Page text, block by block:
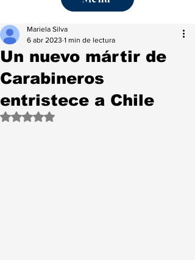
Un nuevo mártir de
Carabineros
entristece a Chile
Mariela Silva
6 abr 2023 1 min de lectura
Obtuvo NaN de 5 estrellas.